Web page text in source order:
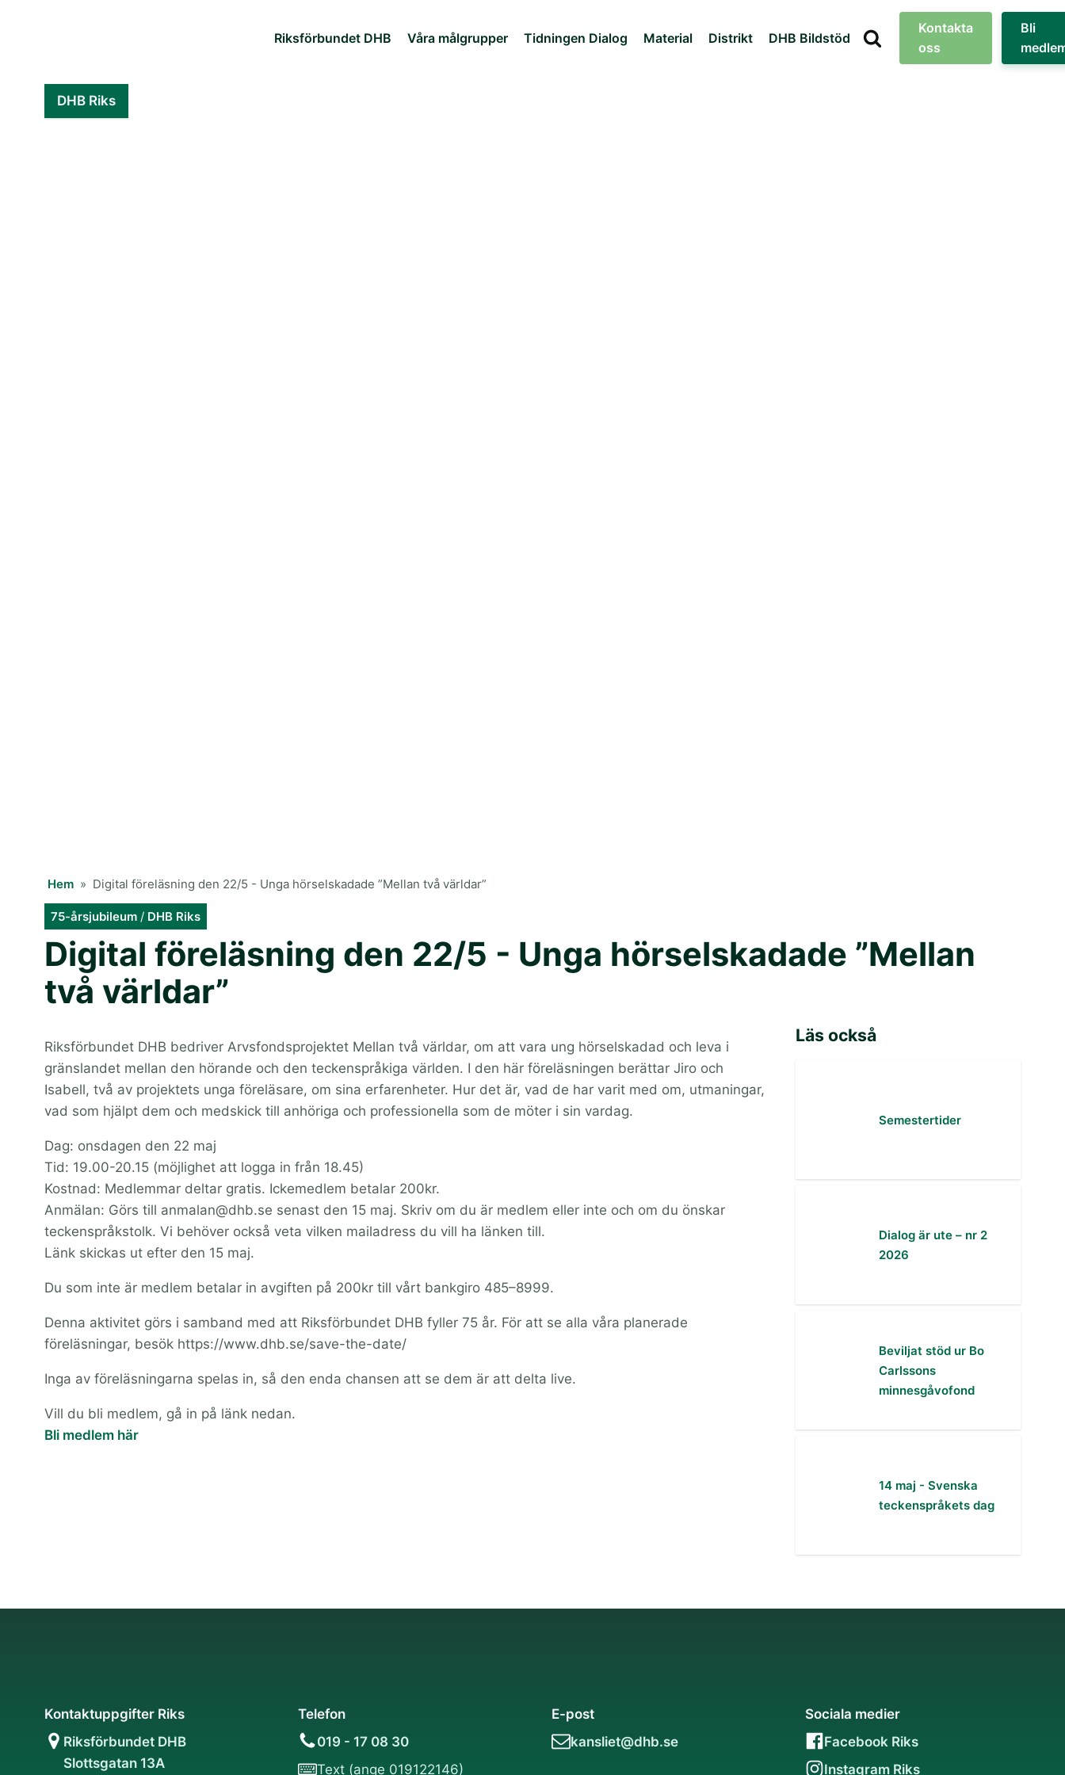
Riksförbundet DHB Våra målgrupper Tidningen Dialog Material Distrikt DHB Bildstöd
Kontakta
oss
Bli
DHB Riks
Hem » Digital föreläsning den 22/5 - Unga hörselskadade ”Mellan två världar”
75-årsjubileum / DHB Riks
Digital föreläsning den 22/5 - Unga hörselskadade ”Mellan
två världar”
Riksförbundet DHB bedriver Arvsfondsprojektet Mellan två världar, om att vara ung hörselskadad och leva i
gränslandet mellan den hörande och den teckenspråkiga världen. I den här föreläsningen berättar Jiro och
Isabell, två av projektets unga föreläsare, om sina erfarenheter. Hur det är, vad de har varit med om, ut­maningar,
vad som hjälpt dem och medskick till anhöriga och professionella som de möter i sin vardag.
Dag: onsdagen den 22 maj
Tid: 19.00-20.15 (möjlighet att logga in från 18.45)
Kostnad: Medlemmar deltar gratis. Ickemedlem betalar 200kr.
Anmälan: Görs till anmalan@dhb.se senast den 15 maj. Skriv om du är medlem eller inte och om du önskar
teckenspråkstolk. Vi behöver också veta vilken mailadress du vill ha länken till.
Länk skickas ut efter den 15 maj.
Du som inte är medlem betalar in avgiften på 200kr till vårt bankgiro 485–8999.
Denna aktivitet görs i samband med att Riksförbundet DHB fyller 75 år. För att se alla våra planerade
föreläsningar, besök https://www.dhb.se/save-the-date/
Inga av föreläsningarna spelas in, så den enda chansen att se dem är att delta live.
Vill du bli medlem, gå in på länk nedan.
Bli medlem här
Läs också
Semestertider
Dialog är ute – nr 2
2026
Beviljat stöd ur Bo
Carlssons
minnesgåvofond
14 maj - Svenska
teckenspråkets dag
Kontaktuppgifter Riks
Riksförbundet DHB
Slottsgatan 13A
Telefon
019 - 17 08 30
Text (ange 019122146)
E-post
kansliet@dhb.se
Sociala medier
Facebook Riks
Instagram Riks